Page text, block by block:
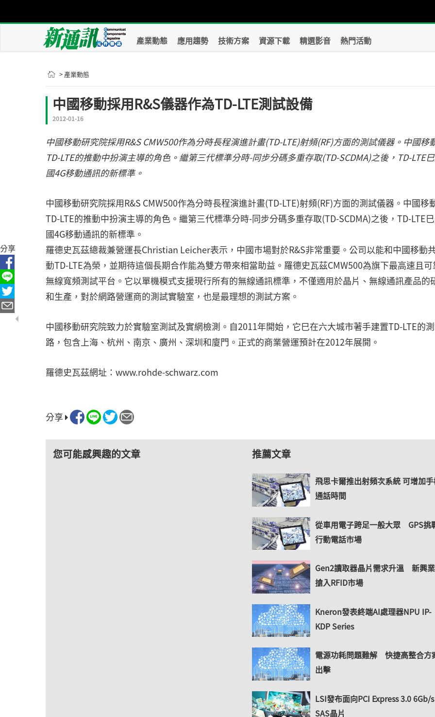
產業動態 應用趨勢 技術方案 資源下載 精選影音 熱門活動
> 產業動態
中國移動採用R&S儀器作為TD-LTE測試設備
2012-01-16
中國移動研究院採用R&S CMW500作為分時長程演進計畫(TD-LTE)射頻(RF)方面的測試儀器。中國移
TD-LTE的推動中扮演主導的角色。繼第三代標準分時-同步分碼多重存取(TD-SCDMA)之後，TD-LTE
國4G移動通訊的新標準。
中國移動研究院採用R&S CMW500作為分時長程演進計畫(TD-LTE)射頻(RF)方面的測試儀器。中國移
TD-LTE的推動中扮演主導的角色。繼第三代標準分時-同步分碼多重存取(TD-SCDMA)之後，TD-LTE
國4G移動通訊的新標準。
羅德史瓦茲總裁兼營運長Christian Leicher表示，中國市場對於R&S非常重要。公司以能和中國移動
動TD-LTE為榮，並期待這個長期合作能為雙方帶來相當助益。羅德史瓦茲CMW500為旗下最高速且可
無線寬頻測試平台。它以單機模式支援現行所有的無線通訊標準，不僅適用於晶片、無線通訊產品的
和生產，對於網路營運商的測試實驗室，也是最理想的測試方案。
中國移動研究院致力於實驗室測試及實網檢測。自2011年開始，它巳在六大城市著手建置TD-LTE的
路，包含上海、杭州、南京、廣州、深圳和廈門。正式的商業營運預計在2012年展開。
羅德史瓦茲網址：www.rohde-schwarz.com
分享
您可能感興趣的文章 推薦文章
飛思卡爾推出射頻次系統 可增加
通話時間
從車用電子跨足一般大眾 GPS挑
行動電話市場
Gen2讀取器晶片需求升溫 新興
搶入RFID市場
Kneron發表終端AI處理器NPU IP-
KDP Series
電源功耗問題難解 快捷高整合方
出擊
LSI發布面向PCI Express 3.0 6Gb/s
SAS晶片
分享